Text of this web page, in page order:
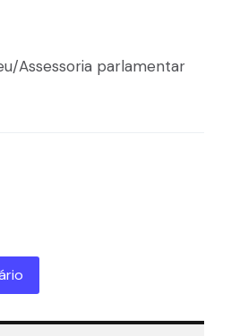
Assessoria parlamentar